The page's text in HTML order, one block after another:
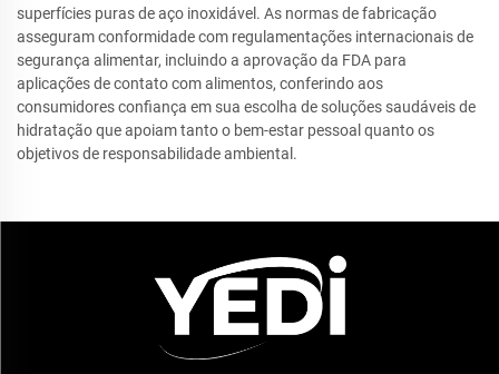
superfícies puras de aço inoxidável. As normas de fabricação
asseguram conformidade com regulamentações internacionais de
segurança alimentar, incluindo a aprovação da FDA para
aplicações de contato com alimentos, conferindo aos
consumidores confiança em sua escolha de soluções saudáveis de
hidratação que apoiam tanto o bem-estar pessoal quanto os
objetivos de responsabilidade ambiental.